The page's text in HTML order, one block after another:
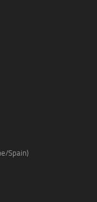
Spain)